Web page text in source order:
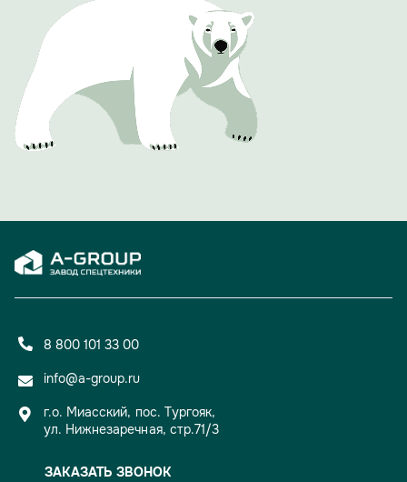
компании 10 и более лет.
Одним из ярких и обсуждаемых моментов вечера стала
презентация фирменного юбилейного календаря A-
GROUP. Его страницы украсили фотографии сотрудниц
холдинга с автомобилями производства A-GROUP.
Проект должен подчеркнуть, что за успехом компании
стоят не только прогрессивные технологии, но и яркие,
талантливые люди.
Вечер доказал: 15 лет для A-GROUP — не просто рубеж,
8 800 101 33 00
info@a-group.ru
г.о. Миасский, пос. Тургояк,
ул. Нижнезаречная, стр.71/3
ЗАКАЗАТЬ ЗВОНОК